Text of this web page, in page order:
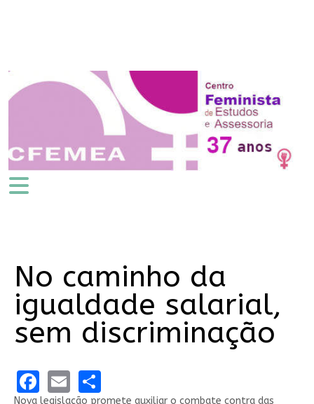
No caminho da
igualdade salarial,
sem discriminação
Facebook
EmailShare
Nova legislação promete auxiliar o combate contra das